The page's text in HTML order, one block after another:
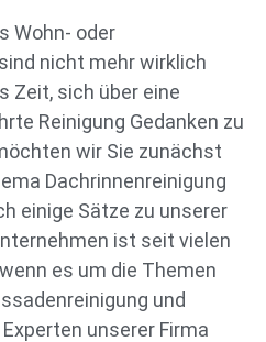
Wohn- oder
nicht mehr wirklich
Zeit, sich über eine
Reinigung Gedanken zu
wir Sie zunächst
Dachrinnenreinigung
einige Sätze zu unserer
ist seit vielen
es um die Themen
und
unserer Firma